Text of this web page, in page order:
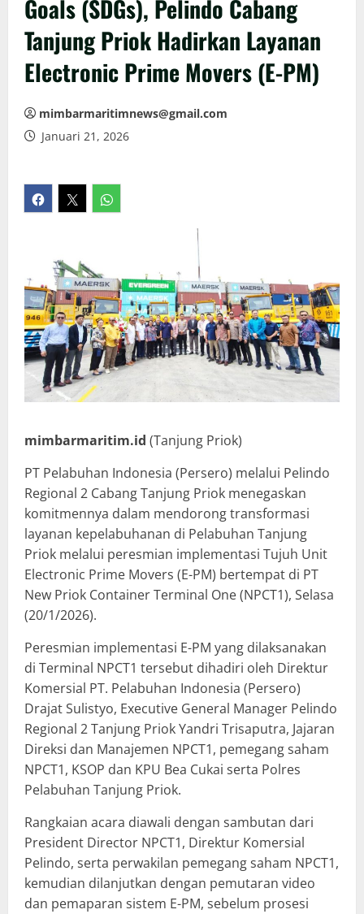
Goals (SDGs), Pelindo Cabang
Tanjung Priok Hadirkan Layanan
Electronic Prime Movers (E-PM)
mimbarmaritimnews@gmail.com
Januari 21, 2026
mimbarmaritim.id (Tanjung Priok)
PT Pelabuhan Indonesia (Persero) melalui Pelindo
Regional 2 Cabang Tanjung Priok menegaskan
komitmennya dalam mendorong transformasi
layanan kepelabuhanan di Pelabuhan Tanjung
Priok melalui peresmian implementasi Tujuh Unit
Electronic Prime Movers (E-PM) bertempat di PT
New Priok Container Terminal One (NPCT1), Selasa
(20/1/2026).
Peresmian implementasi E-PM yang dilaksanakan
di Terminal NPCT1 tersebut dihadiri oleh Direktur
Komersial PT. Pelabuhan Indonesia (Persero)
Drajat Sulistyo, Executive General Manager Pelindo
Regional 2 Tanjung Priok Yandri Trisaputra, Jajaran
Direksi dan Manajemen NPCT1, pemegang saham
NPCT1, KSOP dan KPU Bea Cukai serta Polres
Pelabuhan Tanjung Priok.
Rangkaian acara diawali dengan sambutan dari
President Director NPCT1, Direktur Komersial
Pelindo, serta perwakilan pemegang saham NPCT1,
kemudian dilanjutkan dengan pemutaran video
dan pemaparan sistem E-PM, sebelum prosesi